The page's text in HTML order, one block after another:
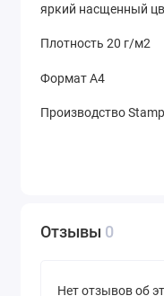
яркий насщенный
Плотность 20 г/м2
Формат А4
Производство
Отзывы 0
Нет отзывов об